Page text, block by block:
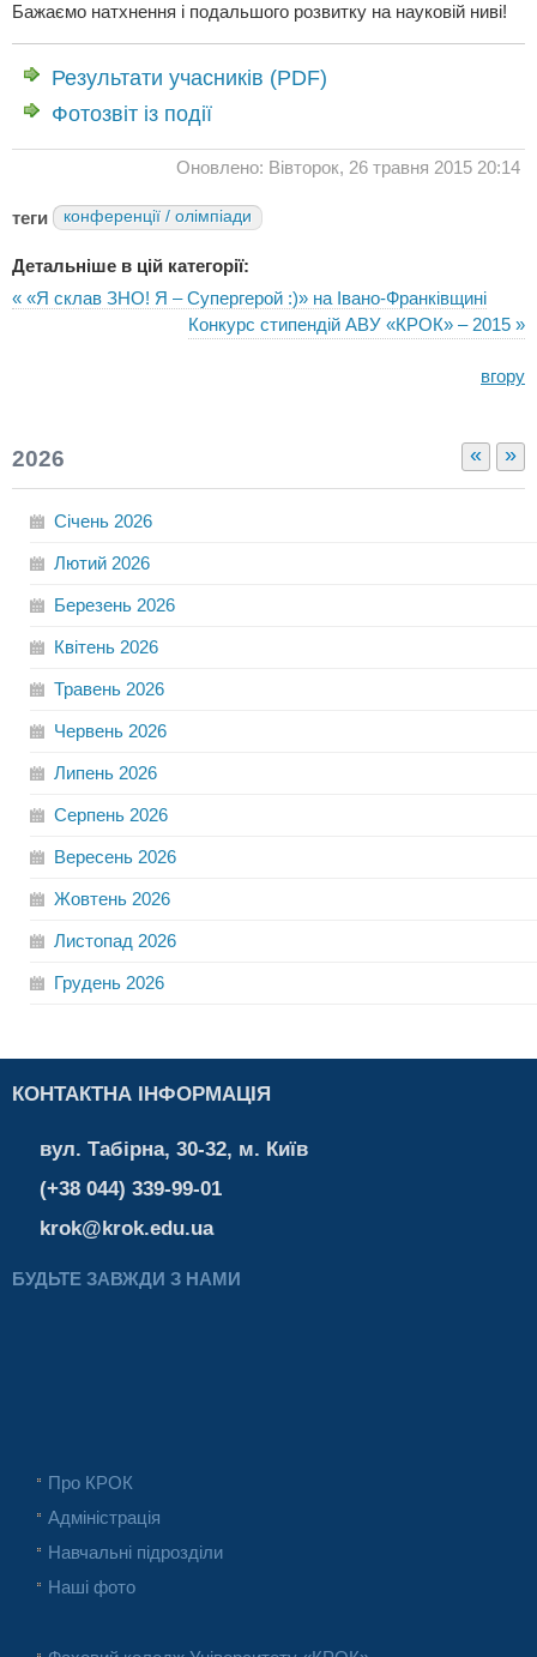
Бажаємо натхнення і подальшого розвитку на науковій ниві!
Результати учасників (PDF)
Фотозвіт із події
Оновлено: Вівторок, 26 травня 2015 20:14
теги конференції / олімпіади
Детальніше в цій категорії:
« «Я склав ЗНО! Я – Супергерой :)» на Івано-Франківщині
Конкурс стипендій АВУ «КРОК» – 2015 »
вгору
« »
2026
Січень 2026
Лютий 2026
Березень 2026
Квітень 2026
Травень 2026
Червень 2026
Липень 2026
Серпень 2026
Вересень 2026
Жовтень 2026
Листопад 2026
Грудень 2026
КОНТАКТНА ІНФОРМАЦІЯ
вул. Табірна, 30-32, м. Київ
(+38 044) 339-99-01
krok@krok.edu.ua
БУДЬТЕ ЗАВЖДИ З НАМИ
Про КРОК
Адміністрація
Навчальні підрозділи
Наші фото